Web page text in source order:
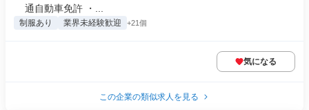
通自動車免許 ・...
制服あり 業界未経験歓迎 +21個
気になる
この企業の類似求人を見る